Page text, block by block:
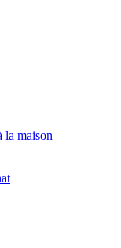
la maison